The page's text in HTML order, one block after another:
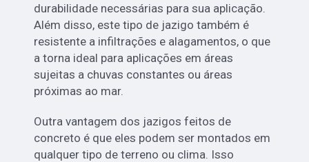
durabilidade necessárias para sua aplicação.
Além disso, este tipo de jazigo também é
resistente a infiltrações e alagamentos, o que
a torna ideal para aplicações em áreas
sujeitas a chuvas constantes ou áreas
próximas ao mar.
Outra vantagem dos jazigos feitos de
concreto é que eles podem ser montados em
qualquer tipo de terreno ou clima. Isso